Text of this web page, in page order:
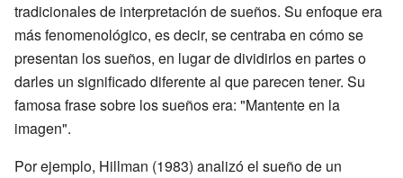
tradicionales de interpretación de sueños. Su enfoque era
más fenomenológico, es decir, se centraba en cómo se
presentan los sueños, en lugar de dividirlos en partes o
darles un significado diferente al que parecen tener. Su
famosa frase sobre los sueños era: "Mantente en la
imagen".
Por ejemplo, Hillman (1983) analizó el sueño de un